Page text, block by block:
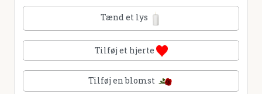
Tænd et lys
Tilføj et hjerte
Tilføj en blomst